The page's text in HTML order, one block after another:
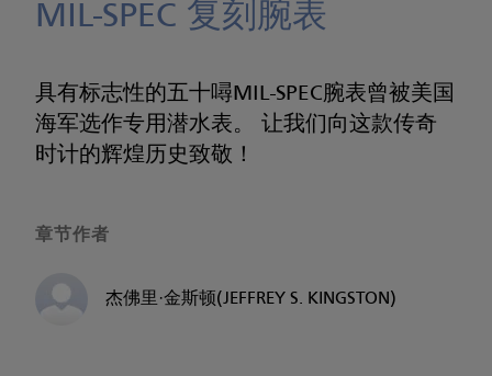
MIL-SPEC 复刻腕表
具有标志性的五十噚MIL-SPEC腕表曾被美国
海军选作专用潜水表。 让我们向这款传奇
时计的辉煌历史致敬！
章节作者
杰佛里·金斯顿(JEFFREY S. KINGSTON)